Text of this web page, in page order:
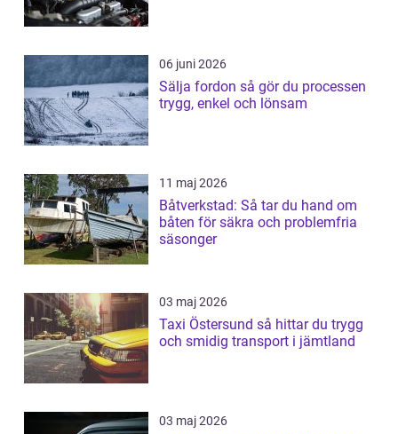
06 juni 2026
Sälja fordon så gör du processen
trygg, enkel och lönsam
11 maj 2026
Båtverkstad: Så tar du hand om
båten för säkra och problemfria
säsonger
03 maj 2026
Taxi Östersund så hittar du trygg
och smidig transport i jämtland
03 maj 2026